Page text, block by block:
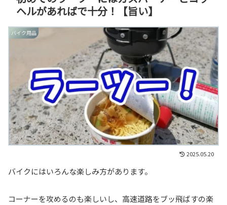
ヘルがあればで十分！【旨い】
バイク用品
2025.05.20
バイクにはいろんな楽しみ方があります。
コーナーを攻めるのも楽しいし、高速道路をブッ飛ばすの楽